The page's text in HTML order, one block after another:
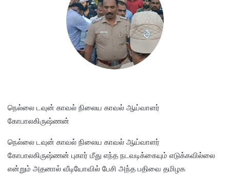
நெல்லை டவுன் காவல் நிலைய காவல் ஆய்வாளர்
கோபாலகிருஷ்ணன்
நெல்லை டவுன் காவல் நிலைய காவல் ஆய்வாளர்
கோபாலகிருஷ்ணன் புகார் மீது எந்த நடவடிக்கையும் எடுக்கவில்லை
என்றும் அதனால் வீடியோவில் பேசி அந்த பதிவை தமிழக